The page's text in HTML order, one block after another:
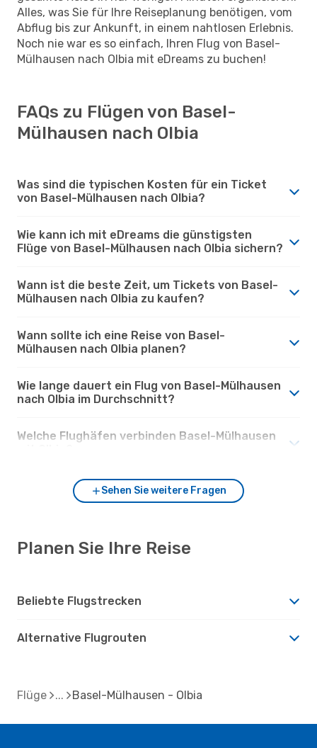
Alles, was Sie für Ihre Reiseplanung benötigen, vom
Abflug bis zur Ankunft, in einem nahtlosen Erlebnis.
Noch nie war es so einfach, Ihren Flug von Basel-
Mülhausen nach Olbia mit eDreams zu buchen!
FAQs zu Flügen von Basel-
Mülhausen nach Olbia
Was sind die typischen Kosten für ein Ticket
von Basel-Mülhausen nach Olbia?
Wie kann ich mit eDreams die günstigsten
Flüge von Basel-Mülhausen nach Olbia sichern?
Wann ist die beste Zeit, um Tickets von Basel-
Mülhausen nach Olbia zu kaufen?
Wann sollte ich eine Reise von Basel-
Mülhausen nach Olbia planen?
Wie lange dauert ein Flug von Basel-Mülhausen
nach Olbia im Durchschnitt?
Welche Flughäfen verbinden Basel-Mülhausen
Sehen Sie weitere Fragen
Planen Sie Ihre Reise
Beliebte Flugstrecken
Alternative Flugrouten
Flüge Basel-Mülhausen - Olbia